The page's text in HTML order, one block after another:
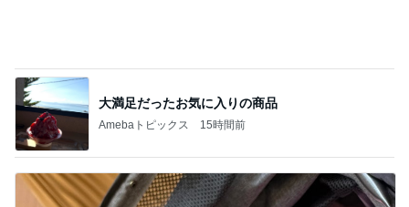
大満足だったお気に入りの商品
Amebaトピックス 15時間前